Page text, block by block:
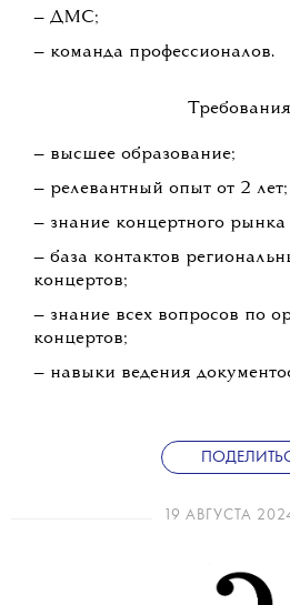
— ДМС;
— команда профессионалов.
— высшее образование;
— релевантный опыт от 2 лет;
— знание концертного
— база контактов
концертов;
— знание всех вопросов по
концертов;
— навыки ведения
19 АВГУСТА